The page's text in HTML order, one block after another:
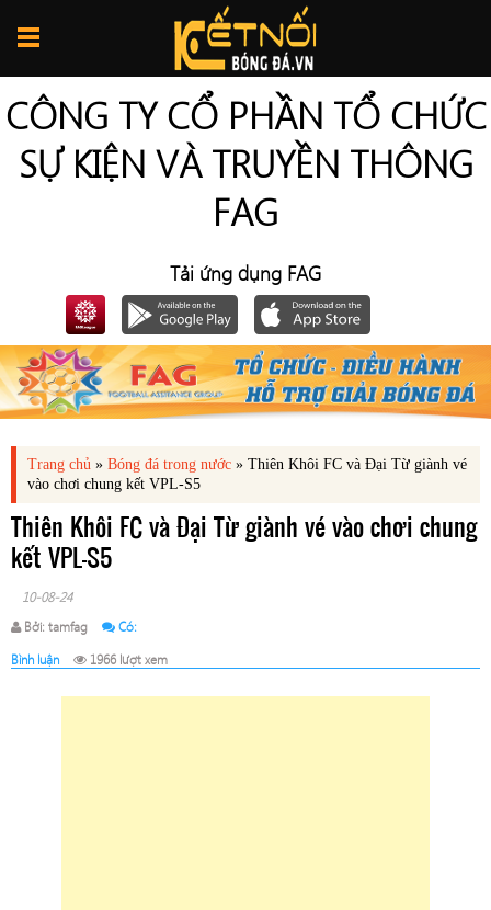
CÔNG TY CỔ PHẦN TỔ CHỨC
SỰ KIỆN VÀ TRUYỀN THÔNG
FAG
Tải ứng dụng FAG
Trang chủ » Bóng đá trong nước » Thiên Khôi FC và Đại Từ giành vé
vào chơi chung kết VPL-S5
Thiên Khôi FC và Đại Từ giành vé vào chơi chung
kết VPL-S5
10-08-24
Bởi: tamfag
Có:
Bình luận
1966 lượt xem